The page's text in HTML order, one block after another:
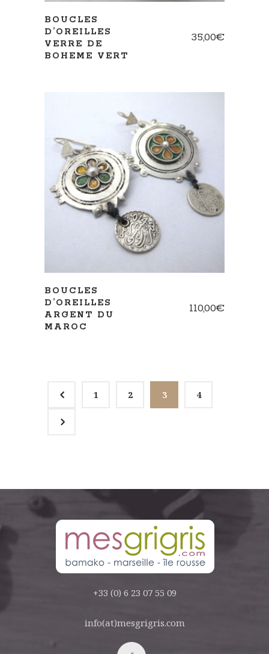
BOUCLES
D’OREILLES
VERRE DE
BOHEME VERT
35,00€
AJOUTER AU PANIER
BOUCLES
D’OREILLES
ARGENT DU
MAROC
110,00€
4 1 2 3 4
5
+33 (0) 6 23 07 55 09
info(at)mesgrigris.com